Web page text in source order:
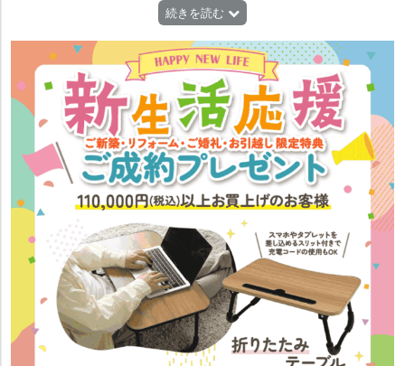
万円(税込)以上お買上げで折りたたみテーブルプレゼント 先着300名様
【特典17】電動ベッドお買上げ 11万円(税込)以上でフランスベッド社製
電動ベッド専用まくらカバープレゼント
【特典18】キズ防止フェルトプレゼント! ※配送時にフェルトを商品にお
貼りいたします。例:食卓セットの脚、ソファの脚等
【特典19】ご成約サポート割引 5万円(税込)以上お買上げで交通費サポー
ト1,000円OFF※ご購入いただいた方に交通費のサポートを致します。
【特典20】お部屋のコーディネートのお手伝い インテリアコーディネー
ター無料相談会。 ※お部屋の図面をご持参ください。※係員に申し付けく
ださい。※混雑時にはお待ちいただく場合がございます。無料相談会
【特典21】スリープアドバイザーがベッド&睡眠相談承ります。
【特典22】電動ベッド選びのお手伝い フランスベッド 電動ベッドアド
バイザーがご相談承ります。
【特典23】WEB事前お申込みの方に、粗品プレゼント! ※先着300組
【特典24】同時開催 浜本工芸&WeDO Style プレミアムブランドフェア
※上記特典と他の特典との併用は出来ません。詳しくはスタッフまでおた
ずねください。
【1等】「折りたたみコードレスリビングファン」50名様
【2等】tower「シリコーンアイロン置き付くるくるアイロンマット」50
【3等】tower「引っ掛け可動式キッチンフック」80名様
【末等】お楽しみ雑貨
大抽選会対象期間:2026.7.18〜7.20
続きを読む